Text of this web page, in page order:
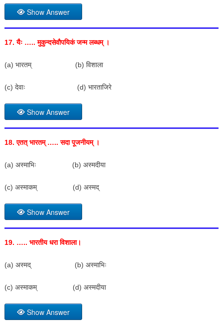
Show Answer
17.यैः ….. मुकुन्दसेवौपयिकं जन्म लब्धम् ।
(a) भारतम् (b) विशाला
(c) देवाः (d) भारताजिरे
Show Answer
18.एतत् भारतम् ….. सदा पूजनीयम् ।
(a) अस्माभिः (b) अस्मदीया
(c) अस्माकम् (d) अस्मद्
Show Answer
19. ….. भारतीय धरा विशाला।
(a) अस्मद् (b) अस्माभिः
(c) अस्माकम् (d) अस्मदीया
Show Answer